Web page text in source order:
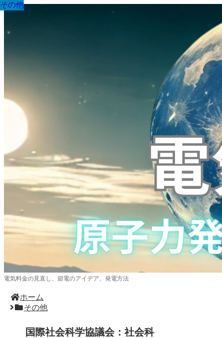
電気料金の見直し、節電のアイデア、発電方法
ホーム
その他
国際社会科学協議会：社会科
その他
その他
その他
その他
その他
その他
その他
その他
その他